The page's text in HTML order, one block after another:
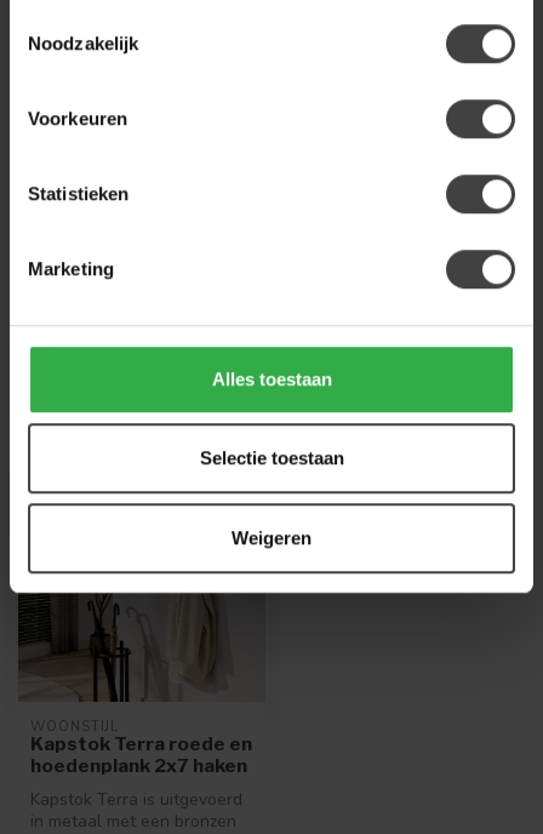
Noodzakelijk
Voorkeuren
Statistieken
Marketing
Alles toestaan
Selectie toestaan
Weigeren
WOONSTIJL
WoonStijl Kapstok Panel hoog
Op voorraad
Of heb je hulp nodig bij de bestelling? Neem
gerust contact op met onze klantenservice
+31 224 850
Recent bekeken
WOONSTIJL
Kapstok Terra roede en
hoedenplank 2x7 haken
Kapstok Terra is uitgevoerd
in metaal met een bronzen